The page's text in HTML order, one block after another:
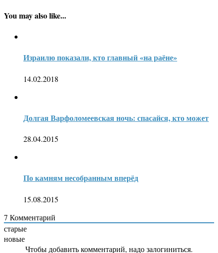
You may also like...
Израилю показали, кто главный «на раёне»
14.02.2018
Долгая Варфоломеевская ночь: спасайся, кто может
28.04.2015
По камням несобранным вперёд
15.08.2015
7 Комментарий
старые
новые
Чтобы добавить комментарий, надо залогиниться.